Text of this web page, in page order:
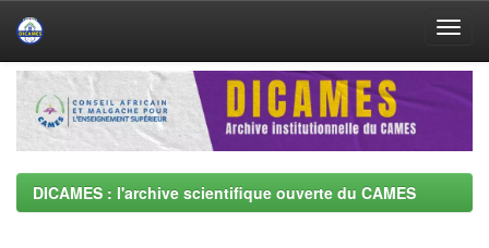
Skip
navigation
DICAMES : l'archive scientifique ouverte du CAMES